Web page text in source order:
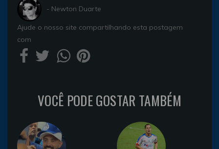
- Newton Duarte
Ajude o nosso site compartilhando esta postagem
com
VOCÊ PODE GOSTAR TAMBÉM